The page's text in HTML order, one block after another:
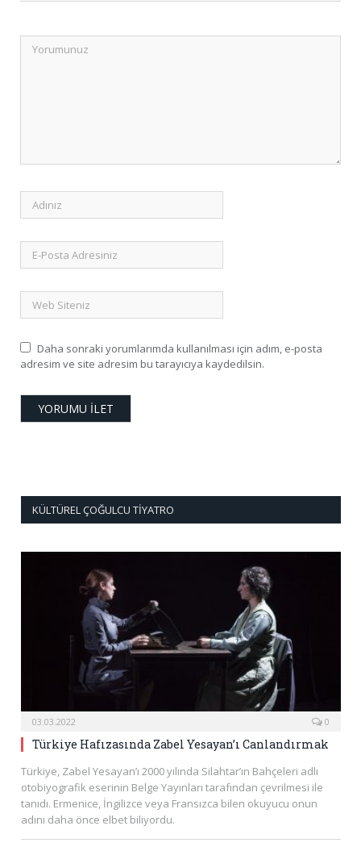
Daha sonraki yorumlarımda kullanılması için adım, e-posta
adresim ve site adresim bu tarayıcıya kaydedilsin.
KÜLTÜREL ÇOĞULCU TIYATRO
03.03.2022 0
Türkiye Hafızasında Zabel Yesayan’ı Canlandırmak
Türkiye, Zabel Yesayan’ı 2000 yılında Silahtar’ın Bahçeleri adlı
otobiyografik eserinin Belge Yayınları tarafından çevrilmesi ile
tanıdı. Ermenice, İngilizce veya Fransızca bilen okuyucu onun
adını daha önce elbet biliyordu.